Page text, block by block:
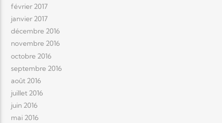
février 2017
janvier 2017
décembre 2016
novembre 2016
octobre 2016
septembre 2016
août 2016
juillet 2016
juin 2016
mai 2016